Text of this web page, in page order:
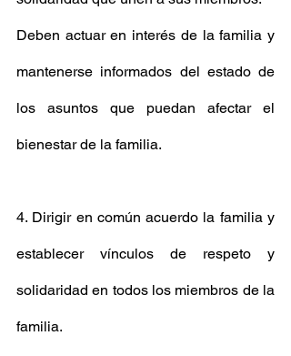
Deben actuar en interés de la familia y
mantenerse informados del estado de
los asuntos que puedan afectar el
bienestar de la familia.
4. Dirigir en común acuerdo la familia y
establecer vínculos de respeto y
solidaridad en todos los miembros de la
familia.